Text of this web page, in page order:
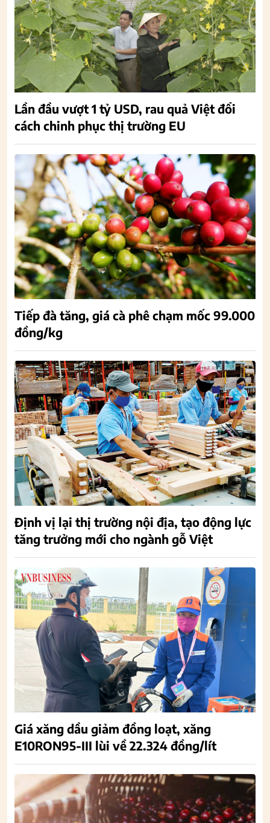
Lần đầu vượt 1 tỷ USD, rau quả Việt đổi
cách chinh phục thị trường EU
Tiếp đà tăng, giá cà phê chạm mốc 99.000
đồng/kg
Định vị lại thị trường nội địa, tạo động lực
tăng trưởng mới cho ngành gỗ Việt
Giá xăng dầu giảm đồng loạt, xăng
E10RON95-III lùi về 22.324 đồng/lít